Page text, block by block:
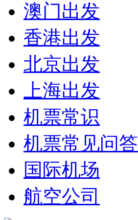
澳门出发
香港出发
北京出发
上海出发
机票常识
机票常见问答
国际机场
航空公司